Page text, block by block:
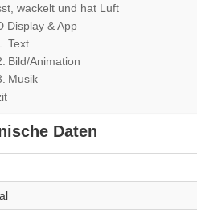
wackelt und hat Luft
Display & App
Text
Bild/Animation
Musik
Daten